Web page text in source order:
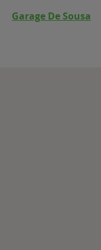
Garage De Sousa